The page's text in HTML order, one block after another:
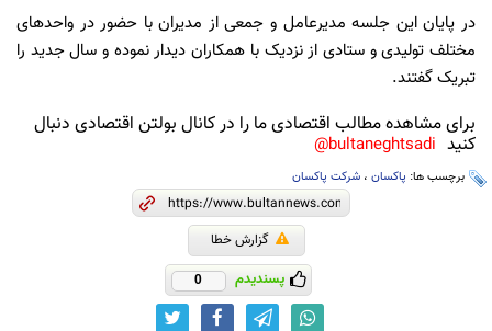
در پایان این جلسه مدیرعامل و جمعی از مدیران با حضور در واحدهای
مختلف تولیدی و ستادی از نزدیک با همکاران دیدار نموده و سال جدید را
تبریک گفتند.
برای مشاهده مطالب اقتصادی ما را در کانال بولتن اقتصادی دنبال
کنید bultaneghtsadi@
برچسب ها: پاکسان ، شرکت پاکسان
گزارش خطا
پسندیدم 0